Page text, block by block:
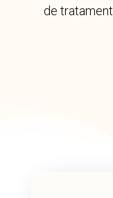
de tratament.